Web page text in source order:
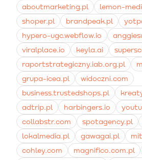
aboutmarketing.pl
lemon-
shoper.pl
brandpeak.pl
hypero-ugc.webflow.io
viralplace.io
keyla.ai
raportstrategiczny.iab.org.pl
grupa-icea.pl
widoczni.com
business.trustedshops.pl
adtrip.pl
harbingers.io
collabstr.com
spotagency.pl
lokalmedia.pl
gawagai.pl
cohley.com
magnifico.com.pl